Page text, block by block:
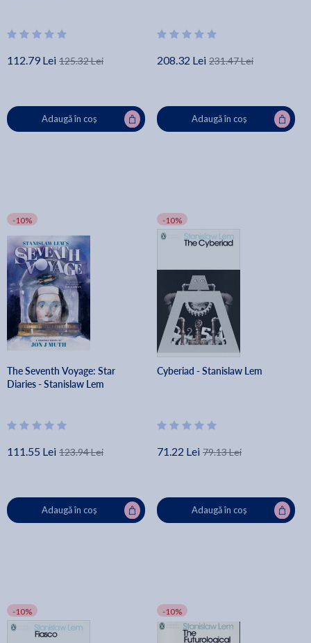
112.79 Lei 125.32 Lei
Adaugă în coș
208.32 Lei 231.47 Lei
Adaugă în coș
-10%
The Seventh Voyage: Star
Diaries - Stanislaw Lem
111.55 Lei 123.94 Lei
Adaugă în coș
-10%
Cyberiad - Stanislaw Lem
71.22 Lei 79.13 Lei
Adaugă în coș
-10% -10%